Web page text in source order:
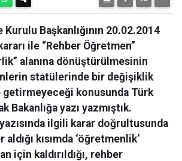
Başkanlığının 20.02.2014
ile “Rehber Öğretmen”
alanına dönüştürülmesinin
statülerinde bir değişiklik
getirmeyeceği konusunda Türk
Bakanlığa yazı yazmıştık.
ilgili karar doğrultusunda
aldığı kısımda ‘öğretmenlik‘
için kaldırıldığı, rehber